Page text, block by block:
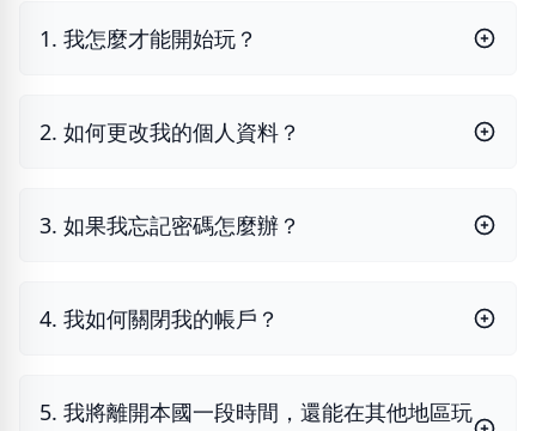
1. 我怎麼才能開始玩？
2. 如何更改我的個人資料？
3. 如果我忘記密碼怎麼辦？
4. 我如何關閉我的帳戶？
5. 我將離開本國一段時間，還能在其他地區玩